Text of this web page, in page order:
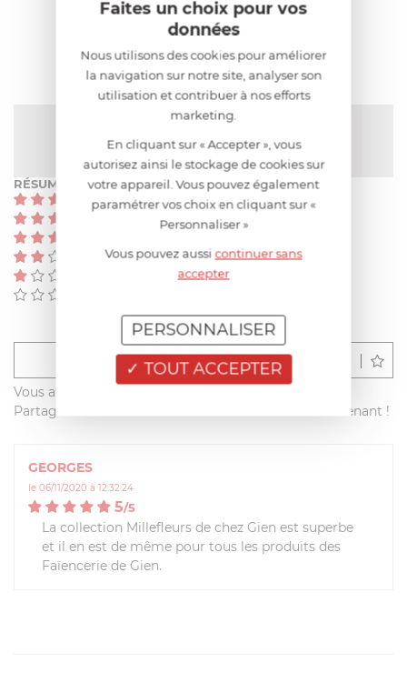
AVIS CLIENT
NOTE MOYENNE
5/5(1 avis)
RÉSUMÉ
(1)
(0)
Déposer un avis
Vous avez acheté ce produit sur francisbatt.com ?
Partagez votre avis avec les autres clients dès maintenant !
GEORGES
le 06/11/2020 à 12:32:24
5/5
La collection Millefleurs de chez Gien est superbe
et il en est de même pour tous les produits des
Faïencerie de Gien.
Faites un choix pour vos
données
Nous utilisons des cookies pour améliorer
la navigation sur notre site, analyser son
utilisation et contribuer à nos efforts
marketing.
En cliquant sur « Accepter », vous
autorisez ainsi le stockage de cookies sur
votre appareil. Vous pouvez également
paramétrer vos choix en cliquant sur «
Personnaliser »
Vous pouvez aussicontinuer sans
accepter
TOUT ACCEPTER
PERSONNALISER